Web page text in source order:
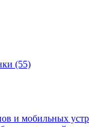
(55)
и мобильных